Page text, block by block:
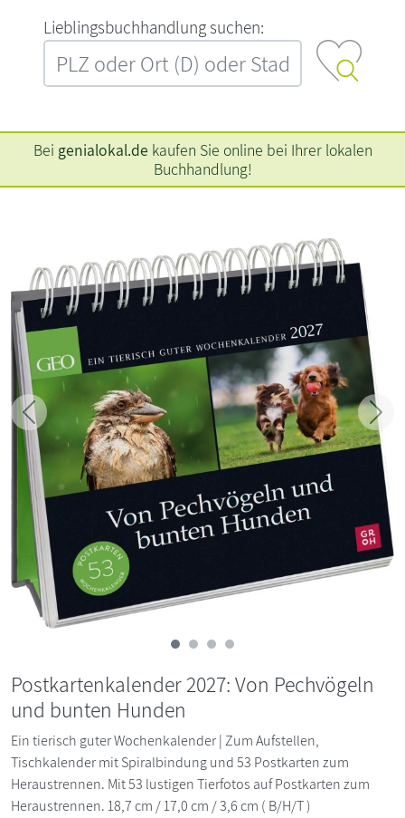
L‍i‍e‍b‍l‍i‍n‍g‍s‍b‍u‍c‍h‍h‍a‍n‍d‍l‍u‍n‍g‍ ‍s‍u‍c‍h‍e‍n‍:‍
Bei genialokal.de kaufen Sie online bei Ihrer lokalen
Buchhandlung!
Zurück
Postkartenkalender 2027: Von Pechvögeln
und bunten Hunden
Ein tierisch guter Wochenkalender | Zum Aufstellen,
Tischkalender mit Spiralbindung und 53 Postkarten zum
Heraustrennen. Mit 53 lustigen Tierfotos auf Postkarten zum
Heraustrennen. 18,7 cm / 17,0 cm / 3,6 cm ( B/H/T )